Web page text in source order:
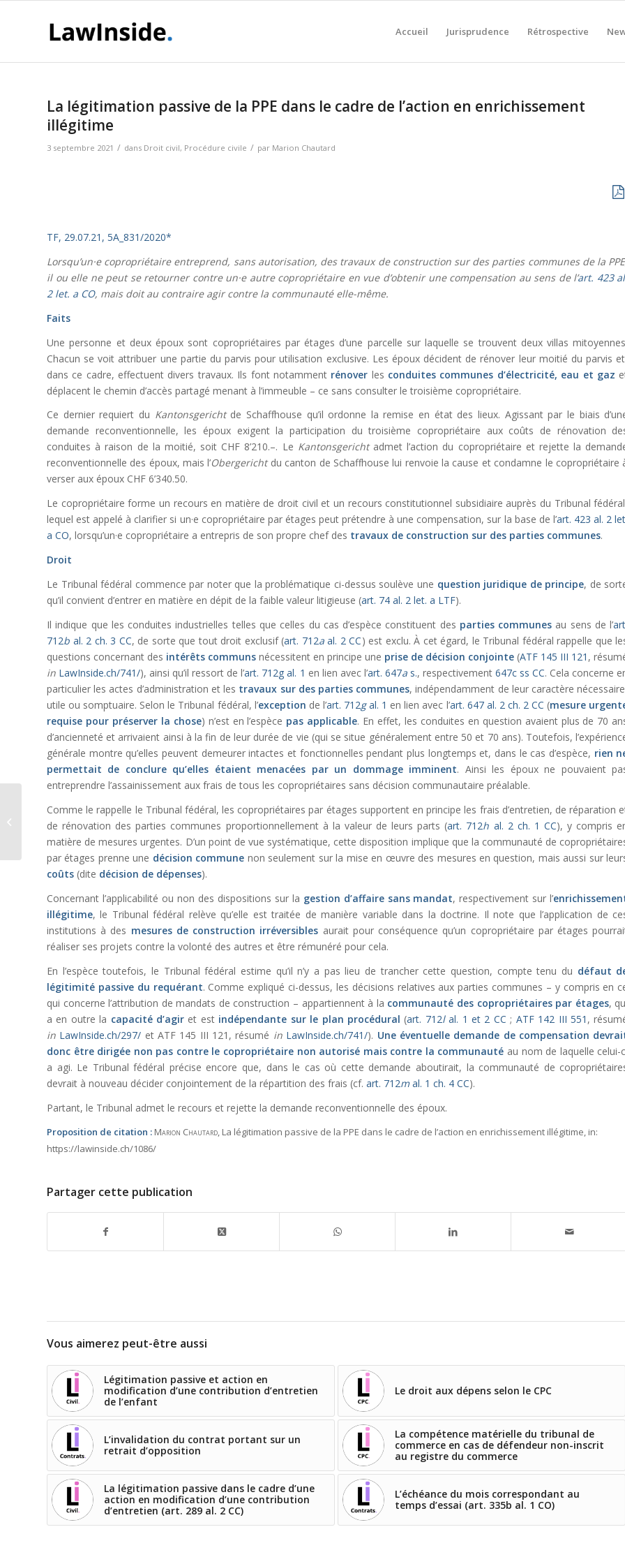
Accueil Jurisprudence Rétrospective
La légitimation passive de la PPE dans le cadre de l’action en enrichissement
illégitime
3 septembre 2021 / dans Droit civil, Procédure civile / par Marion Chautard
TF, 29.07.21, 5A_831/2020*
Lorsqu’un·e copropriétaire entreprend, sans autorisation, des travaux de construction sur des parties communes de la
il ou elle ne peut se retourner contre un·e autre copropriétaire en vue d’obtenir une compensation au sens de l’art. 423
2 let. a CO, mais doit au contraire agir contre la communauté elle-même.
Faits
Une personne et deux époux sont copropriétaires par étages d’une parcelle sur laquelle se trouvent deux villas
Chacun se voit attribuer une partie du parvis pour utilisation exclusive. Les époux décident de rénover leur moitié du parvis
dans ce cadre, effectuent divers travaux. Ils font notamment rénover les conduites communes d’électricité, eau et gaz
déplacent le chemin d’accès partagé menant à l’immeuble – ce sans consulter le troisième copropriétaire.
Ce dernier requiert du Kantonsgericht de Schaffhouse qu’il ordonne la remise en état des lieux. Agissant par le biais
demande reconventionnelle, les époux exigent la participation du troisième copropriétaire aux coûts de rénovation
conduites à raison de la moitié, soit CHF 8’210.–. Le Kantonsgericht admet l’action du copropriétaire et rejette la
reconventionnelle des époux, mais l’Obergerichtdu canton de Schaffhouse lui renvoie la cause et condamne le copropriétaire
verser aux époux CHF 6’340.50.
Le copropriétaire forme un recours en matière de droit civil et un recours constitutionnel subsidiaire auprès du Tribunal
lequel est appelé à clarifier si un·e copropriétaire par étages peut prétendre à une compensation, sur la base de l’art. 423 al. 2
a CO, lorsqu’un·e copropriétaire a entrepris de son propre chef des travaux de construction sur des parties communes.
Droit
Le Tribunal fédéral commence par noter que la problématique ci-dessus soulève une question juridique de principe, de
qu’il convient d’entrer en matière en dépit de la faible valeur litigieuse (art. 74 al. 2 let. a LTF).
Il indique que les conduites industrielles telles que celles du cas d’espèce constituent des parties communes au sens de l’
712b al. 2 ch. 3 CC, de sorte que tout droit exclusif (art. 712aal. 2 CC) est exclu. À cet égard, le Tribunal fédéral rappelle que
questions concernant des intérêts communs nécessitent en principe une prise de décision conjointe (ATF 145 III 121 ,
in LawInside.ch/741/), ainsi qu’il ressort de l’art. 712g al. 1 en lien avec l’art. 647as., respectivement647c ss CC. Cela concerne
particulier les actes d’administration et les travaux sur des parties communes, indépendamment de leur caractère
utile ou somptuaire. Selon le Tribunal fédéral, l’exception de l’art. 712gal. 1 en lien avec l’art. 647 al. 2 ch. 2 CC (mesure
requise pour préserver la chose) n’est en l’espèce pas applicable. En effet, les conduites en question avaient plus de 70
d’ancienneté et arrivaient ainsi à la fin de leur durée de vie (qui se situe généralement entre 50 et 70 ans). Toutefois,
générale montre qu’elles peuvent demeurer intactes et fonctionnelles pendant plus longtemps et, dans le cas d’espèce, rien
permettait de conclure qu’elles étaient menacées par un dommage imminent. Ainsi les époux ne pouvaient
entreprendre l’assainissement aux frais de tous les copropriétaires sans décision communautaire préalable.
Comme le rappelle le Tribunal fédéral, les copropriétaires par étages supportent en principe les frais d’entretien, de réparation
de rénovation des parties communes proportionnellement à la valeur de leurs parts (art. 712h al. 2 ch. 1 CC), y compris
matière de mesures urgentes. D’un point de vue systématique, cette disposition implique que la communauté de
par étages prenne une décision commune non seulement sur la mise en œuvre des mesures en question, mais aussi sur
coûts (dite décision de dépenses).
Concernant l’applicabilité ou non des dispositions sur la gestion d’affaire sans mandat, respectivement sur l’
illégitime, le Tribunal fédéral relève qu’elle est traitée de manière variable dans la doctrine. Il note que l’application de
institutions à des mesures de construction irréversibles aurait pour conséquence qu’un copropriétaire par étages
réaliser ses projets contre la volonté des autres et être rémunéré pour cela.
En l’espèce toutefois, le Tribunal fédéral estime qu’il n’y a pas lieu de trancher cette question, compte tenu du défaut
légitimité passive du requérant. Comme expliqué ci-dessus, les décisions relatives aux parties communes – y compris en
qui concerne l’attribution de mandats de construction – appartiennent à la communauté des copropriétaires par étages,
a en outre la capacité d’agir et est indépendante sur le plan procédural (art. 712lal. 1 et 2 CC ; ATF 142 III 551 ,
in LawInside.ch/297/ et ATF 145 III 121, résumé in LawInside.ch/741/). Une éventuelle demande de compensation
donc être dirigée non pas contre le copropriétaire non autorisé mais contre la communauté au nom de laquelle celui-
a agi. Le Tribunal fédéral précise encore que, dans le cas où cette demande aboutirait, la communauté de
devrait à nouveau décider conjointement de la répartition des frais (cf. art. 712mal. 1 ch. 4 CC).
Partant, le Tribunal admet le recours et rejette la demande reconventionnelle des époux.
Proposition de citation : Marion Chautard, La légitimation passive de la PPE dans le cadre de l’action en enrichissement illégitime, in:
https://lawinside.ch/1086/
Partager cette publication
Vous aimerez peut-être aussi
Légitimation passive et action en
modification d’une contribution d’entretien
de l’enfant
Le droit aux dépens selon le CPC
L’invalidation du contrat portant sur un
retrait d’opposition
La compétence matérielle du tribunal de
commerce en cas de défendeur non-inscrit
au registre du commerce
La légitimation passive dans le cadre d’une
action en modification d’une contribution
d’entretien (art. 289 al. 2 CC)
L’échéance du mois correspondant au
temps d’essai (art. 335b al. 1 CO)
d’une Sàrl dont les
parts excèdent 35% du
capital...